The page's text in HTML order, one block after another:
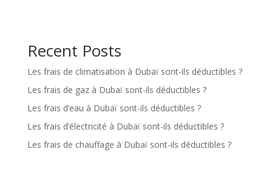
Recent Posts
Les frais de climatisation à Dubaï sont-ils déductibles ?
Les frais de gaz à Dubaï sont-ils déductibles ?
Les frais d’eau à Dubaï sont-ils déductibles ?
Les frais d’électricité à Dubaï sont-ils déductibles ?
Les frais de chauffage à Dubaï sont-ils déductibles ?